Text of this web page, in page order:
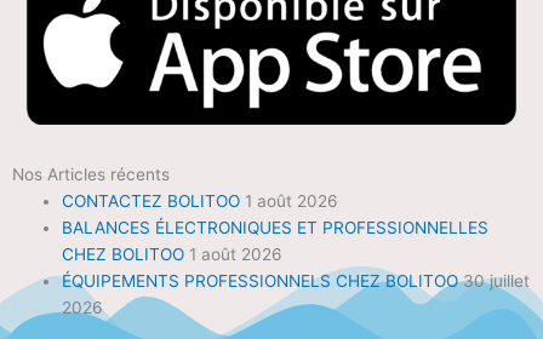
Nos Articles récents
CONTACTEZ BOLITOO 1 août 2026
BALANCES ÉLECTRONIQUES ET PROFESSIONNELLES
CHEZ BOLITOO 1 août 2026
ÉQUIPEMENTS PROFESSIONNELS CHEZ BOLITOO 30 juillet
2026